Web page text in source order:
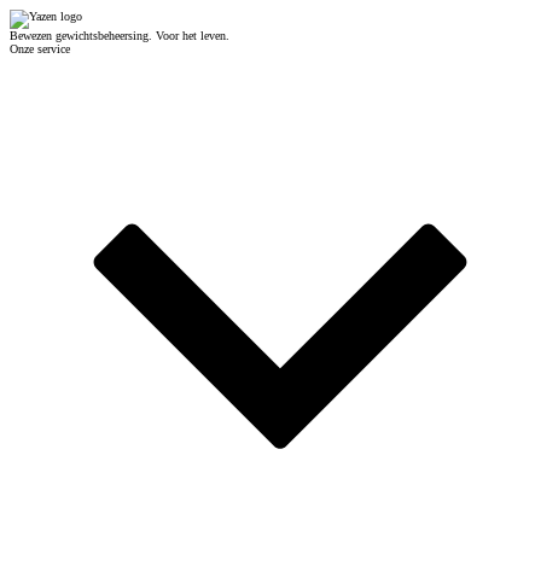
Bewezen gewichtsbeheersing. Voor het leven.
Onze service